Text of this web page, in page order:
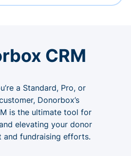
CRM
a Standard, Pro, or
Donorbox’s
is the ultimate tool for
elevating your donor
and fundraising efforts.